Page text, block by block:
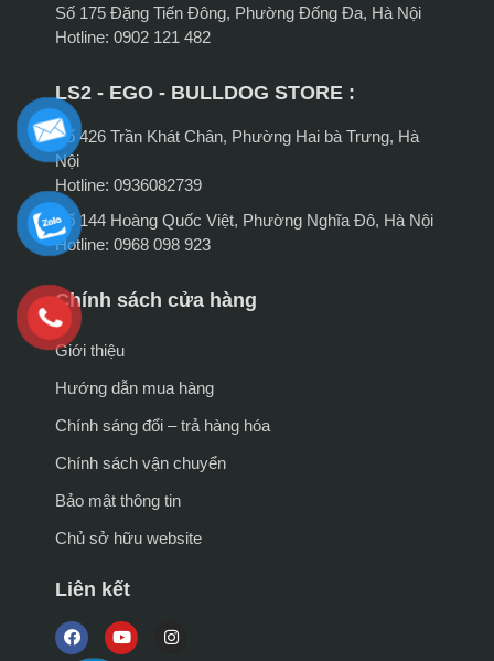
Số 175 Đặng Tiến Đông, Phường Đống Đa, Hà Nội
Hotline: 0902 121 482
LS2 - EGO - BULLDOG STORE :
Số 426 Trần Khát Chân, Phường Hai bà Trưng, Hà
Nội
Hotline: 0936082739
Số 144 Hoàng Quốc Việt, Phường Nghĩa Đô, Hà Nội
Hotline: 0968 098 923
Chính sách cửa hàng
Giới thiệu
Hướng dẫn mua hàng
Chính sáng đổi – trả hàng hóa
Chính sách vận chuyển
Bảo mật thông tin
Chủ sở hữu website
Liên kết